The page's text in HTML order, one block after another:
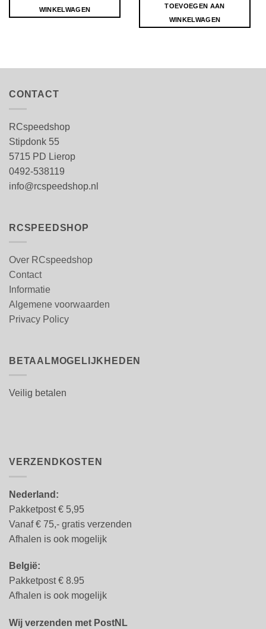
WINKELWAGEN
TOEVOEGEN AAN
WINKELWAGEN
CONTACT
RCspeedshop
Stipdonk 55
5715 PD Lierop
0492-538119
info@rcspeedshop.nl
RCSPEEDSHOP
Over RCspeedshop
Contact
Informatie
Algemene voorwaarden
Privacy Policy
BETAALMOGELIJKHEDEN
Veilig betalen
VERZENDKOSTEN
Nederland:
Pakketpost € 5,95
Vanaf € 75,- gratis verzenden
Afhalen is ook mogelijk
België:
Pakketpost € 8.95
Afhalen is ook mogelijk
Wij verzenden met PostNL